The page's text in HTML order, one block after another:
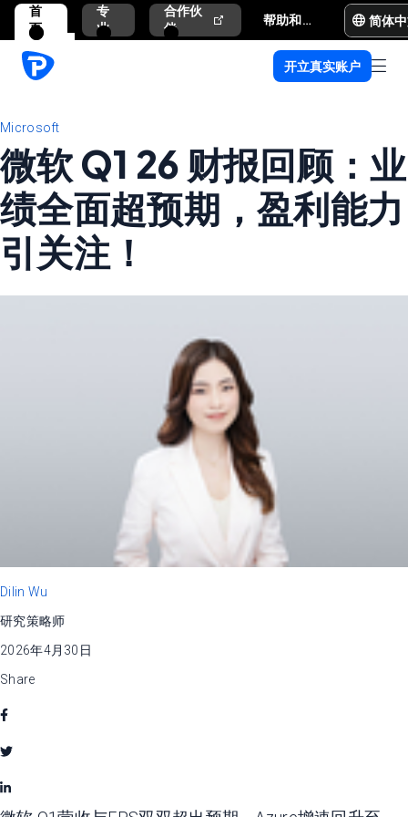
首
页
专
业
合作伙
伴
帮助和支持 简体
开立真实账户
Microsoft
微软 Q1 26 财报回顾：业
绩全面超预期，盈利能力
引关注！
Dilin Wu
研究策略师
2026年4月30日
Share